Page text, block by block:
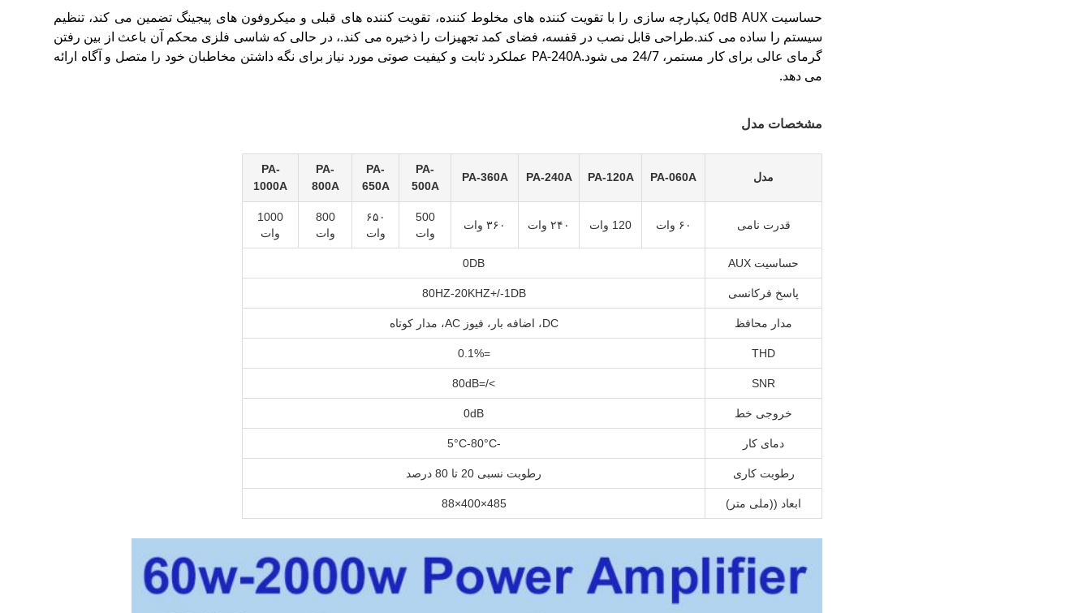
حساسیت 0dB AUX یکپارچه سازی را با تقویت کننده های مخلوط کننده، تقویت کننده های قبلی و میکروفون های پیجینگ تضمین می کند، تنظیم
سیستم را ساده می کند.طراحی قابل نصب در قفسه، فضای کمد تجهیزات را ذخیره می کند.، در حالی که شاسی فلزی محکم آن باعث از بین رفتن
گرمای عالی برای کار مستمر، 24/7 می شود.PA-240A عملکرد ثابت و کیفیت صوتی مورد نیاز برای نگه داشتن مخاطبان خود را متصل و آگاه ارائه
می دهد.
مشخصات مدل
مدل PA-060A
PA-120A
PA-240A
PA-360A
PA-
500A
PA-
650A
PA-
800A
PA-
1000A
قدرت نامی ۶۰ وات 120 وات ۲۴۰ وات ۳۶۰ وات
500
وات
۶۵۰
وات
800
وات
1000
وات
حساسیت AUX 0DB
پاسخ فرکانسی 80HZ-20KHZ+/-1DB
مدار محافظ DC، اضافه بار، فیوز AC، مدار کوتاه
THD
=0.1%
SNR
>/=80dB
خروجی خط 0dB
دمای کار -5°C-80°C
رطوبت کاری رطوبت نسبی 20 تا 80 درصد
ابعاد ((ملی متر) 485×400×88